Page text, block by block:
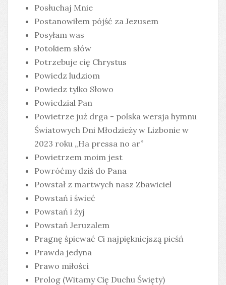
Posłuchaj Mnie
Postanowiłem pójść za Jezusem
Posyłam was
Potokiem słów
Potrzebuje cię Chrystus
Powiedz ludziom
Powiedz tylko Słowo
Powiedzial Pan
Powietrze już drga - polska wersja hymnu
Światowych Dni Młodzieży w Lizbonie w
2023 roku „Ha pressa no ar”
Powietrzem moim jest
Powróćmy dziś do Pana
Powstał z martwych nasz Zbawiciel
Powstań i świeć
Powstań i żyj
Powstań Jeruzalem
Pragnę śpiewać Ci najpiękniejszą pieśń
Prawda jedyna
Prawo miłości
Prolog (Witamy Cię Duchu Święty)